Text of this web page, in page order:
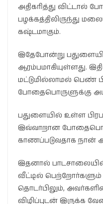
அதிகரித்து விட்டால்
பழக்கத்திலிருந்து
கஷ்டமாகும்.
இதேபோன்று
ஆரம்பமாகியுள்ளது.
மட்டுமில்லாமல் பெண்
போதைபொருளுக்கு
பதுளையில் உள்ள
இவ்வாறான
காணப்படுவதாக நான்
இதனால் பாடசாலையில்
வீட்டில்
தொடர்பிலும்,
விழிப்புடன் இருக்க